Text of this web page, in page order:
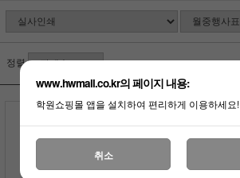
정렬
www.hwmall.co.kr의 페이지 내용:
학원쇼핑몰 앱을 설치하여 편리하게 이용하세요!
취소